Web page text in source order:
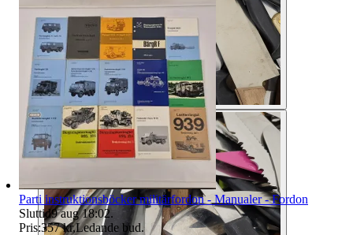
Parti instruktionsböcker militärfordon - Manualer - Fordon
Sluttid9 aug 18:02.
Pris:357 kr,Ledande bud.